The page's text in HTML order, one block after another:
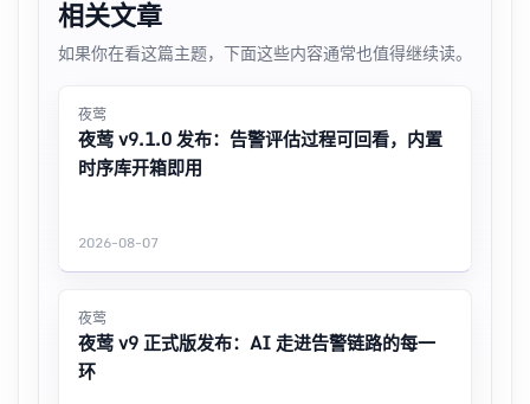
相关文章
如果你在看这篇主题，下面这些内容通常也值得继续读。
夜莺
夜莺 v9.1.0 发布：告警评估过程可回看，内置
时序库开箱即用
2026-08-07
夜莺
夜莺 v9 正式版发布：AI 走进告警链路的每一
环